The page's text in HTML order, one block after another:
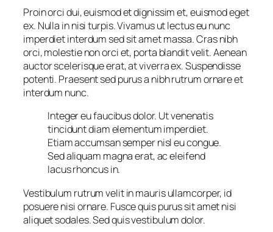
Proin orci dui, euismod et dignissim et, euismod eget
ex. Nulla in nisi turpis. Vivamus ut lectus eu nunc
imperdiet interdum sed sit amet massa. Cras nibh
orci, molestie non orci et, porta blandit velit. Aenean
auctor scelerisque erat, at viverra ex. Suspendisse
potenti. Praesent sed purus a nibh rutrum ornare et
interdum nunc.
Integer eu faucibus dolor. Ut venenatis
tincidunt diam elementum imperdiet.
Etiam accumsan semper nisl eu congue.
Sed aliquam magna erat, ac eleifend
lacus rhoncus in.
Vestibulum rutrum velit in mauris ullamcorper, id
posuere nisi ornare. Fusce quis purus sit amet nisi
aliquet sodales. Sed quis vestibulum dolor.